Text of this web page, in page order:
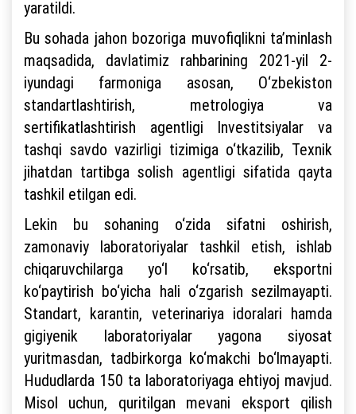
yaratildi.
Bu sohada jahon bozoriga muvofiqlikni ta’minlash
maqsadida, davlatimiz rahbarining 2021-yil 2-
iyundagi farmoniga asosan, O‘zbekiston
standartlashtirish, metrologiya va
sertifikatlashtirish agentligi Investitsiyalar va
tashqi savdo vazirligi tizimiga o‘tkazilib, Texnik
jihatdan tartibga solish agentligi sifatida qayta
tashkil etilgan edi.
Lekin bu sohaning o‘zida sifatni oshirish,
zamonaviy laboratoriyalar tashkil etish, ishlab
chiqaruvchilarga yo‘l ko‘rsatib, eksportni
ko‘paytirish bo‘yicha hali o‘zgarish sezilmayapti.
Standart, karantin, veterinariya idoralari hamda
gigiyenik laboratoriyalar yagona siyosat
yuritmasdan, tadbirkorga ko‘makchi bo‘lmayapti.
Hududlarda 150 ta laboratoriyaga ehtiyoj mavjud.
Misol uchun, quritilgan mevani eksport qilish